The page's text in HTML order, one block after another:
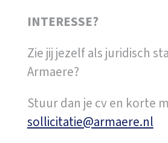
INTERESSE?
Zie jij jezelf als juridisch
Armaere?
Stuur dan je cv en korte
sollicitatie@armaere.nl